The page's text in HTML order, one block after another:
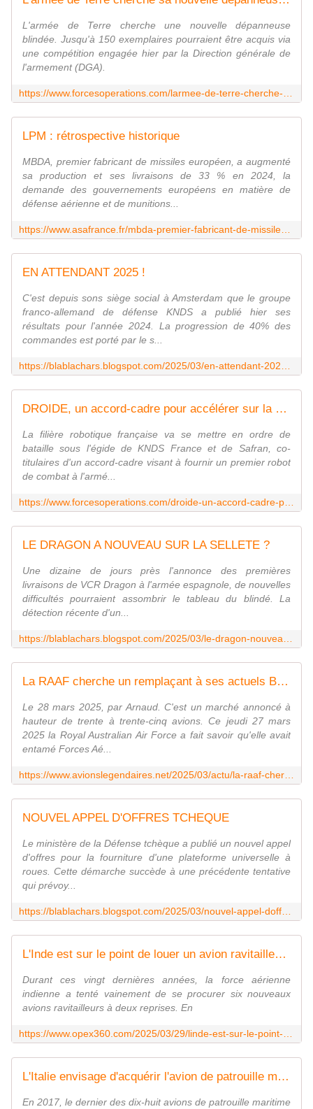
L'armée de Terre cherche une nouvelle dépanneuse
blindée. Jusqu'à 150 exemplaires pourraient être acquis via
une compétition engagée hier par la Direction générale de
l'armement (DGA).
LPM : rétrospective historique
MBDA, premier fabricant de missiles européen, a augmenté
sa production et ses livraisons de 33 % en 2024, la
demande des gouvernements européens en matière de
défense aérienne et de munitions...
EN ATTENDANT 2025 !
C'est depuis sons siège social à Amsterdam que le groupe
franco-allemand de défense KNDS a publié hier ses
résultats pour l'année 2024. La progression de 40% des
commandes est porté par le s...
DROIDE, un accord-cadre pour accélérer sur la robotique de combat - FOB - Forces Operations Blog
La filière robotique française va se mettre en ordre de
bataille sous l'égide de KNDS France et de Safran, co-
titulaires d'un accord-cadre visant à fournir un premier robot
de combat à l'armé...
LE DRAGON A NOUVEAU SUR LA SELLETE ?
Une dizaine de jours près l'annonce des premières
livraisons de VCR Dragon à l'armée espagnole, de nouvelles
difficultés pourraient assombrir le tableau du blindé. La
détection récente d'un...
La RAAF cherche un remplaçant à ses actuels BAE Systems Hawk 127. - avionslegendaires.net
Le 28 mars 2025, par Arnaud. C'est un marché annoncé à
hauteur de trente à trente-cinq avions. Ce jeudi 27 mars
2025 la Royal Australian Air Force a fait savoir qu'elle avait
entamé Forces Aé...
NOUVEL APPEL D'OFFRES TCHEQUE
Le ministère de la Défense tchèque a publié un nouvel appel
d'offres pour la fourniture d'une plateforme universelle à
roues. Cette démarche succède à une précédente tentative
qui prévoy...
L'Inde est sur le point de louer un avion ravitailleur A330 MRTT Phénix à la France - Zone Militaire
Durant ces vingt dernières années, la force aérienne
indienne a tenté vainement de se procurer six nouveaux
avions ravitailleurs à deux reprises. En
L'Italie envisage d'acquérir l'avion de patrouille maritime japonais Kawazaki P1 - Zone Militaire
En 2017, le dernier des dix-huit avions de patrouille maritime